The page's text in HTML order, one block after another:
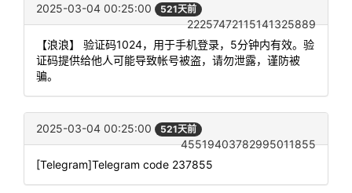
2025-03-04 00:25:00 521天前
22257472115141325889
【浪浪】 验证码1024，用于手机登录，5分钟内有效。验
证码提供给他人可能导致帐号被盗，请勿泄露，谨防被
骗。
2025-03-04 00:25:00 521天前
45519403782995011855
[Telegram]Telegram code 237855